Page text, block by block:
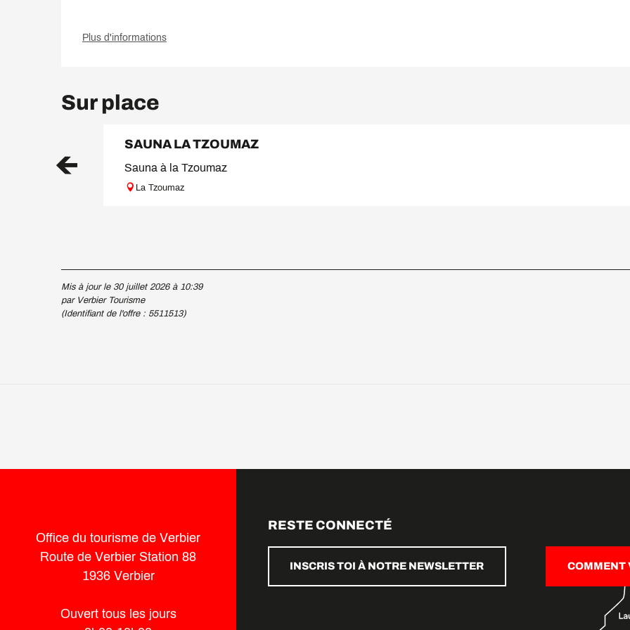
Plus d'informations
Sur place
SAUNA LA TZOUMAZ
Sauna à la Tzoumaz
La Tzoumaz
Mis à jour le 30 juillet 2026 à 10:39
par Verbier Tourisme
(Identifiant de l'offre : 5511513)
Office du tourisme de Verbier
Route de Verbier Station 88
1936 Verbier
Ouvert tous les jours
RESTE CONNECTÉ
INSCRIS TOI À NOTRE NEWSLETTER COMMENT